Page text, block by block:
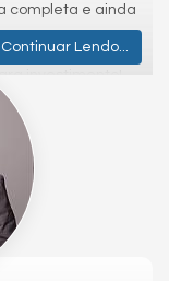
completa e ainda
investimento!
Continuar Lendo...